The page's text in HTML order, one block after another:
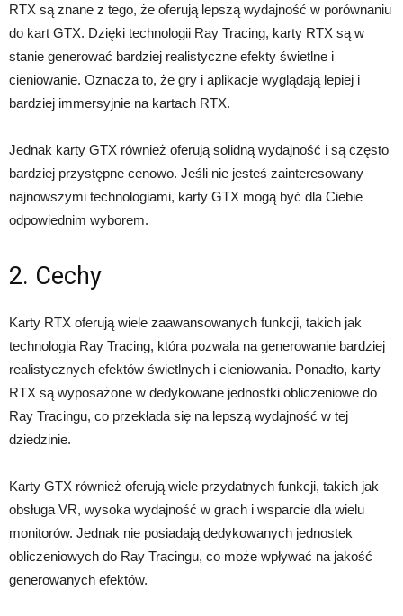
RTX są znane z tego, że oferują lepszą wydajność w porównaniu
do kart GTX. Dzięki technologii Ray Tracing, karty RTX są w
stanie generować bardziej realistyczne efekty świetlne i
cieniowanie. Oznacza to, że gry i aplikacje wyglądają lepiej i
bardziej immersyjnie na kartach RTX.
Jednak karty GTX również oferują solidną wydajność i są często
bardziej przystępne cenowo. Jeśli nie jesteś zainteresowany
najnowszymi technologiami, karty GTX mogą być dla Ciebie
odpowiednim wyborem.
2. Cechy
Karty RTX oferują wiele zaawansowanych funkcji, takich jak
technologia Ray Tracing, która pozwala na generowanie bardziej
realistycznych efektów świetlnych i cieniowania. Ponadto, karty
RTX są wyposażone w dedykowane jednostki obliczeniowe do
Ray Tracingu, co przekłada się na lepszą wydajność w tej
dziedzinie.
Karty GTX również oferują wiele przydatnych funkcji, takich jak
obsługa VR, wysoka wydajność w grach i wsparcie dla wielu
monitorów. Jednak nie posiadają dedykowanych jednostek
obliczeniowych do Ray Tracingu, co może wpływać na jakość
generowanych efektów.